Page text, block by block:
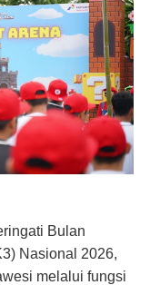
Bulan
Nasional 2026,
melalui fungsi